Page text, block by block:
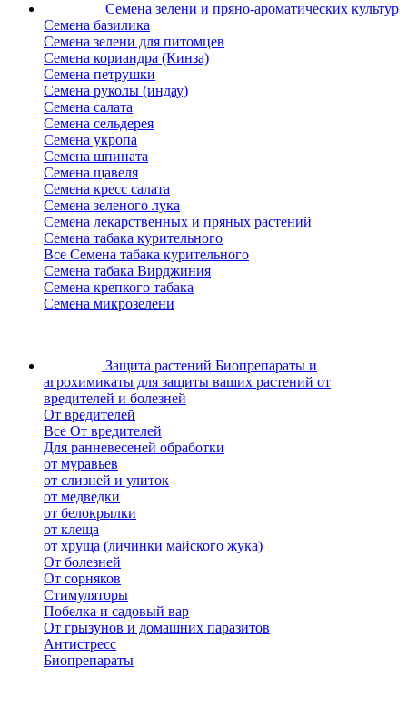
Семена зелени и пряно-ароматических культур
Семена базилика
Семена зелени для питомцев
Семена кориандра (Кинза)
Семена петрушки
Семена руколы (индау)
Семена салата
Семена сельдерея
Семена укропа
Семена шпината
Семена щавеля
Семена кресс салата
Семена зеленого лука
Семена лекарственных и пряных растений
Семена табака курительного
Все Семена табака курительного
Семена табака Вирджиния
Семена крепкого табака
Семена микрозелени
Защита растений Биопрепараты и
агрохимикаты для защиты ваших растений от
вредителей и болезней
От вредителей
Все От вредителей
Для ранневесеней обработки
от муравьев
от слизней и улиток
от медведки
от белокрылки
от клеща
от хруща (личинки майского жука)
От болезней
От сорняков
Стимуляторы
Побелка и садовый вар
От грызунов и домашних паразитов
Антистресс
Биопрепараты